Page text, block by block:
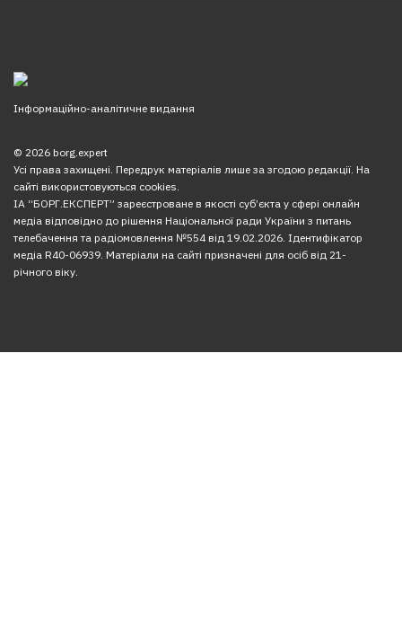
Інформаційно-аналітичне видання
© 2026 borg.expert
Усі права захищені. Передрук матеріалів лише за згодою редакції. На
сайті використовуються cookies.
ІА “БОРГ.ЕКСПЕРТ” зареєстроване в якості суб’єкта у сфері онлайн
медіа відповідно до рішення Національної ради України з питань
телебачення та радіомовлення №554 від 19.02.2026. Ідентифікатор
медіа R40-06939. Матеріали на сайті призначені для осіб від 21-
річного віку.